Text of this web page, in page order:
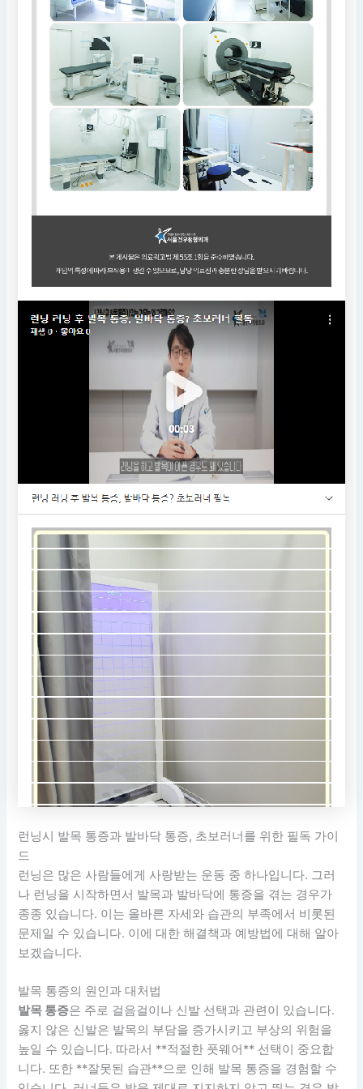
런닝시 발목 통증과 발바닥 통증, 초보러너를 위한 필독 가이
드
런닝은 많은 사람들에게 사랑받는 운동 중 하나입니다. 그러
나 런닝을 시작하면서 발목과 발바닥에 통증을 겪는 경우가
종종 있습니다. 이는 올바른 자세와 습관의 부족에서 비롯된
문제일 수 있습니다. 이에 대한 해결책과 예방법에 대해 알아
보겠습니다.
발목 통증의 원인과 대처법
발목 통증은 주로 걸음걸이나 신발 선택과 관련이 있습니다.
옳지 않은 신발은 발목의 부담을 증가시키고 부상의 위험을
높일 수 있습니다. 따라서 **적절한 풋웨어** 선택이 중요합
니다. 또한 **잘못된 습관**으로 인해 발목 통증을 경험할 수